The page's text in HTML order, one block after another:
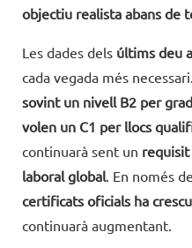
objectiu realista abans de
Les dades dels últims deu
cada vegada més
sovint un nivell B2 per
volen un C1 per llocs
continuarà sent un
laboral global. En només
certificats oficials ha
continuarà augmentant.